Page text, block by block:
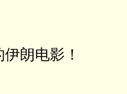
朗电影！